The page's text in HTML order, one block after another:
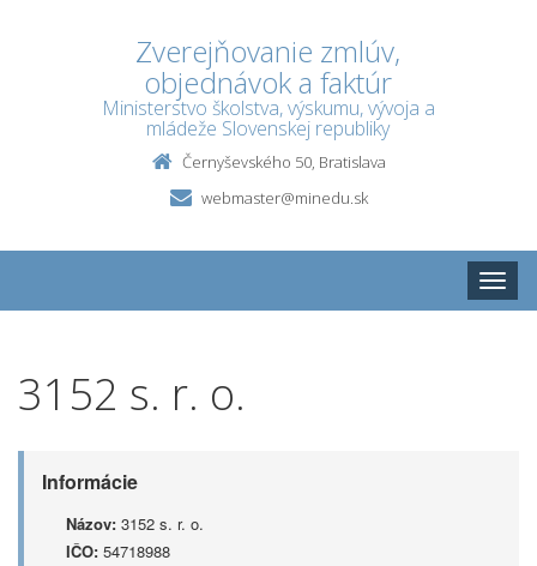
Zverejňovanie zmlúv,
objednávok a faktúr
Ministerstvo školstva, výskumu, vývoja a
mládeže Slovenskej republiky
Černyševského 50, Bratislava
webmaster@minedu.sk
Toggle
3152 s. r. o.
Informácie
Názov: 3152 s. r. o.
IČO: 54718988